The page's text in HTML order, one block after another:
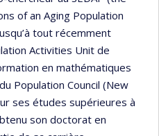
of an Aging Population
tout récemment
Activities Unit de
en mathématiques
Population Council (New
ses études supérieures à
son doctorat en